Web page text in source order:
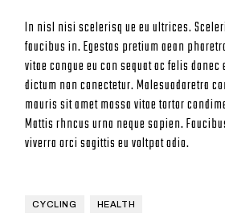
In nisl nisi scelerisq ue eu ultrices.
faucibus in. Egestas pretium aean
vitae congue eu con sequat ac felis
dictum non conectetur. Malesuadaretra
mauris sit amet massa vitae tortor
Mattis rhncus urna neque sapien.
viverra orci sagittis eu voltpat odio.
CYCLING HEALTH